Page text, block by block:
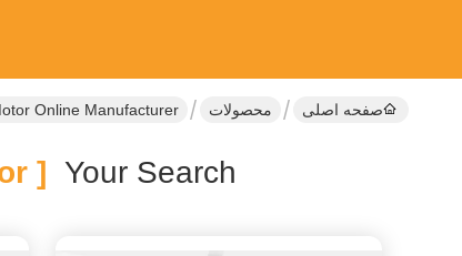
صفحه اصلی محصولات Online Manufacturer
Your Search
[ 42x42x34mm Brake Stepper Motor ]